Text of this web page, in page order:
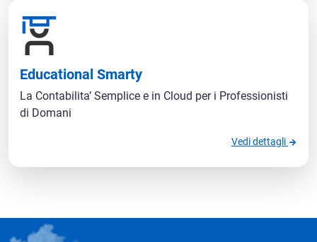
Educational Smarty
La Contabilita’ Semplice e in Cloud per i Professionisti
di Domani
Vedi dettagli